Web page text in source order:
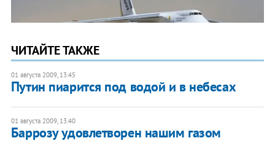
ЧИТАЙТЕ ТАКЖЕ
01 августа 2009, 13:45
Путин пиарится под водой и в небесах
01 августа 2009, 13:40
Баррозу удовлетворен нашим газом